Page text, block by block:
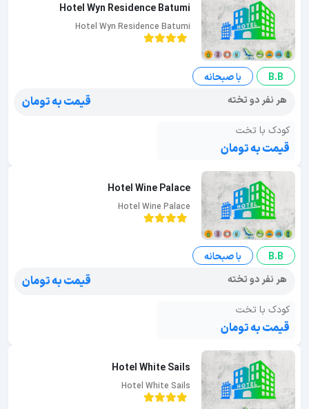
Hotel Wyn Residence Batumi
Hotel Wyn Residence Batumi
B.B
با صبحانه
هر نفر دو تخته
قیمت به تومان
کودک با تخت
قیمت به تومان
Hotel Wine Palace
Hotel Wine Palace
B.B
با صبحانه
هر نفر دو تخته
قیمت به تومان
کودک با تخت
قیمت به تومان
Hotel White Sails
Hotel White Sails